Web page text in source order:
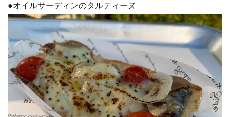
●オイルサーディンのタルティーヌ